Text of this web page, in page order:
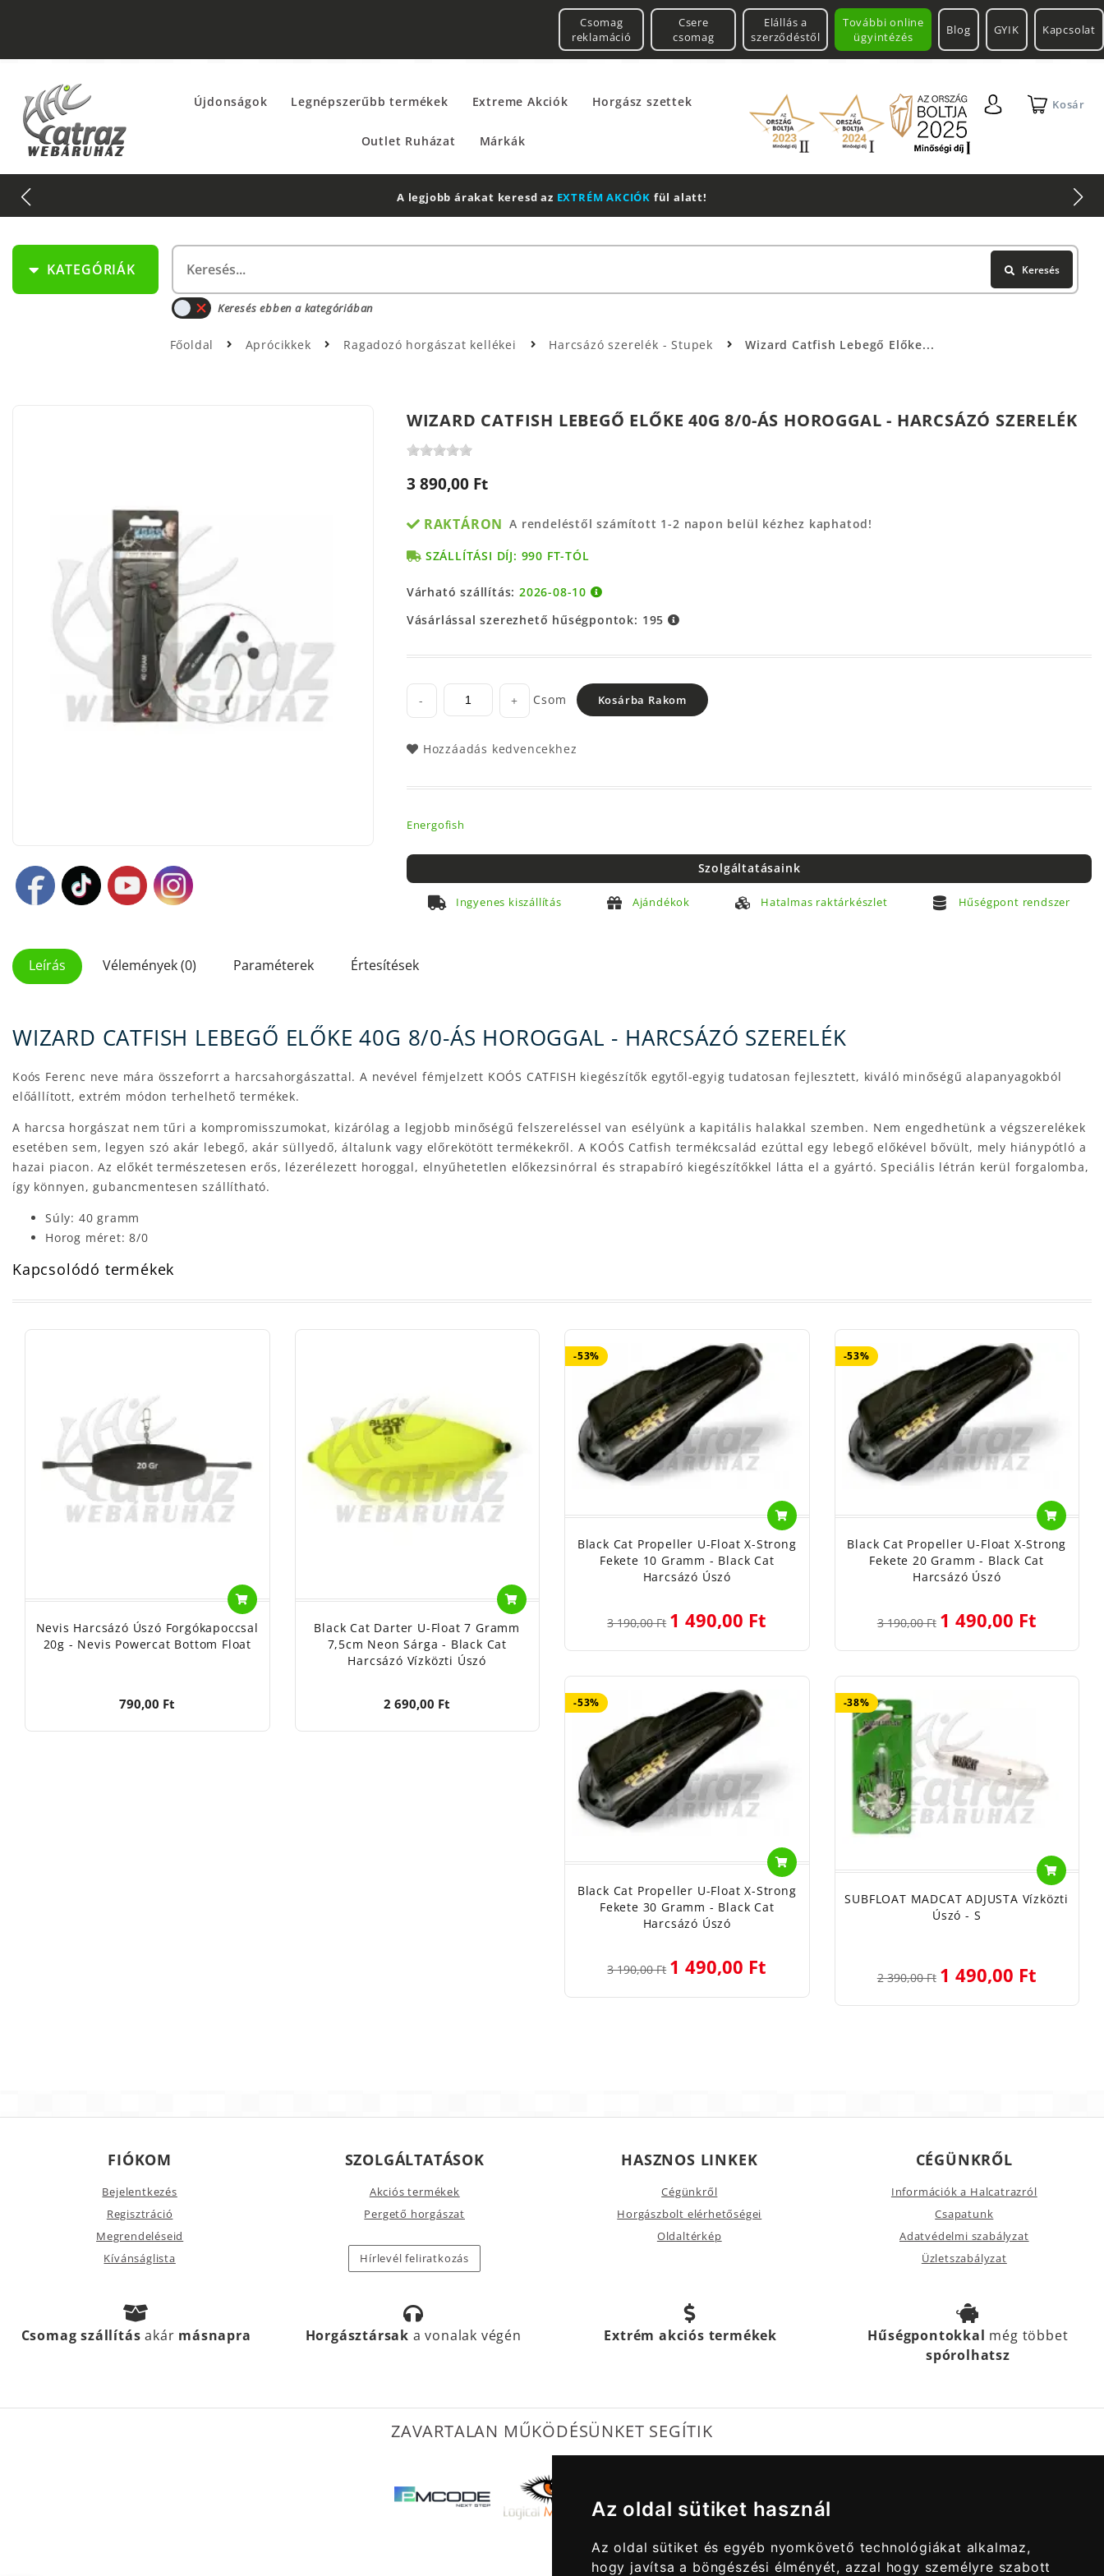
Az oldal sütiket használ
Az oldal sütiket és egyéb nyomkövető technológiákat alkalmaz,
hogy javítsa a böngészési élményét, azzal hogy személyre szabott
További online
ügyintézés
Csomag
reklamáció
Csere
csomag
Elállás a
szerződéstől
Blog GYIK Kapcsolat
Újdonságok Legnépszerűbb termékek Extreme Akciók Horgász szettek
Outlet Ruházat Márkák
Kosár
A legjobb árakat keresd az EXTRÉM AKCIÓK fül alatt!
KATEGÓRIÁK Keresés
Keresés ebben a kategóriában
Főoldal Aprócikkek Ragadozó horgászat kellékei Harcsázó szerelék - Stupek Wizard Catfish Lebegő Előke...
WIZARD CATFISH LEBEGŐ ELŐKE 40G 8/0-ÁS HOROGGAL - HARCSÁZÓ SZERELÉK
3 890,00 Ft
RAKTÁRON A rendeléstől számított 1-2 napon belül kézhez kaphatod!
SZÁLLÍTÁSI DÍJ: 990 FT-TÓL
Várható szállítás:2026-08-10
Vásárlással szerezhető hűségpontok: 195
- + Csom Kosárba Rakom
Hozzáadás kedvencekhez
Energofish
Szolgáltatásaink
Ingyenes kiszállítás Ajándékok Hatalmas raktárkészlet Hűségpont rendszer
Leírás Vélemények (0) Paraméterek Értesítések
WIZARD CATFISH LEBEGŐ ELŐKE 40G 8/0-ÁS HOROGGAL - HARCSÁZÓ SZERELÉK
Koós Ferenc neve mára összeforrt a harcsahorgászattal. A nevével fémjelzett KOÓS CATFISH kiegészítők egytől-egyig tudatosan fejlesztett, kiváló minőségű alapanyagokból
előállított, extrém módon terhelhető termékek.
A harcsa horgászat nem tűri a kompromisszumokat, kizárólag a legjobb minőségű felszereléssel van esélyünk a kapitális halakkal szemben. Nem engedhetünk a végszerelékek
esetében sem, legyen szó akár lebegő, akár süllyedő, általunk vagy előrekötött termékekről. A KOÓS Catfish termékcsalád ezúttal egy lebegő előkével bővült, mely hiánypótló a
hazai piacon. Az előkét természetesen erős, lézerélezett horoggal, elnyűhetetlen előkezsinórral és strapabíró kiegészítőkkel látta el a gyártó. Speciális létrán kerül forgalomba,
így könnyen, gubancmentesen szállítható.
Súly: 40 gramm
Horog méret: 8/0
Kapcsolódó termékek
Nevis Harcsázó Úszó Forgókapoccsal
20g - Nevis Powercat Bottom Float
790,00 Ft
Black Cat Darter U-Float 7 Gramm
7,5cm Neon Sárga - Black Cat
Harcsázó Vízközti Úszó
2 690,00 Ft
-53%
Black Cat Propeller U-Float X-Strong
Fekete 10 Gramm - Black Cat
Harcsázó Úszó
3 190,00 Ft 1 490,00 Ft
-53%
Black Cat Propeller U-Float X-Strong
Fekete 20 Gramm - Black Cat
Harcsázó Úszó
3 190,00 Ft 1 490,00 Ft
-53%
Black Cat Propeller U-Float X-Strong
Fekete 30 Gramm - Black Cat
Harcsázó Úszó
3 190,00 Ft 1 490,00 Ft
-38%
SUBFLOAT MADCAT ADJUSTA Vízközti
Úszó - S
2 390,00 Ft 1 490,00 Ft
FIÓKOM
Bejelentkezés
Regisztráció
Megrendeléseid
Kívánságlista
SZOLGÁLTATÁSOK
Akciós termékek
Pergető horgászat
Hírlevél feliratkozás
HASZNOS LINKEK
Cégünkről
Horgászbolt elérhetőségei
Oldaltérkép
CÉGÜNKRŐL
Információk a Halcatrazról
Csapatunk
Adatvédelmi szabályzat
Üzletszabályzat
Csomag szállításakár másnapra Horgásztársak a vonalak végén Extrém akciós termékek Hűségpontokkal még többet
spórolhatsz
ZAVARTALAN MŰKÖDÉSÜNKET SEGÍTIK